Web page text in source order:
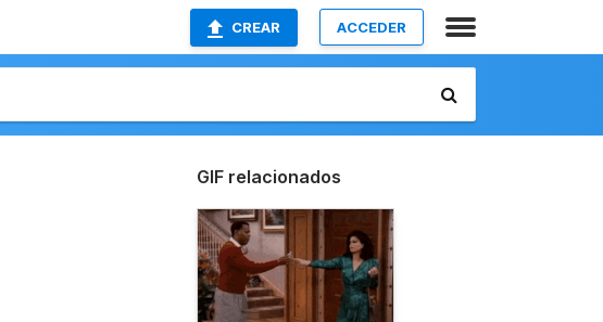
CREAR ACCEDER
GIF relacionados